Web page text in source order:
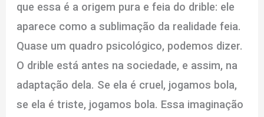
que essa é a origem pura e feia do drible: ele
aparece como a sublimação da realidade feia.
Quase um quadro psicológico, podemos dizer.
O drible está antes na sociedade, e assim, na
adaptação dela. Se ela é cruel, jogamos bola,
se ela é triste, jogamos bola. Essa imaginação